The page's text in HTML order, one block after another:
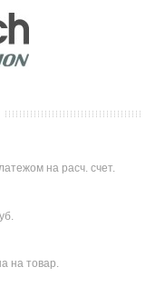
на расч. счет.
на товар.